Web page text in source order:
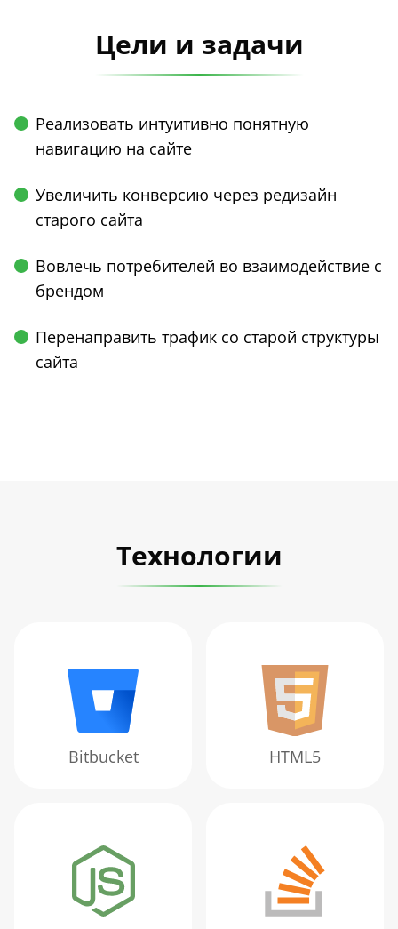
Цели и задачи
Реализовать интуитивно понятную
навигацию на сайте
Увеличить конверсию через редизайн
старого сайта
Вовлечь потребителей во взаимодействие с
брендом
Перенаправить трафик со старой структуры
сайта
Технологии
Bitbucket HTML5